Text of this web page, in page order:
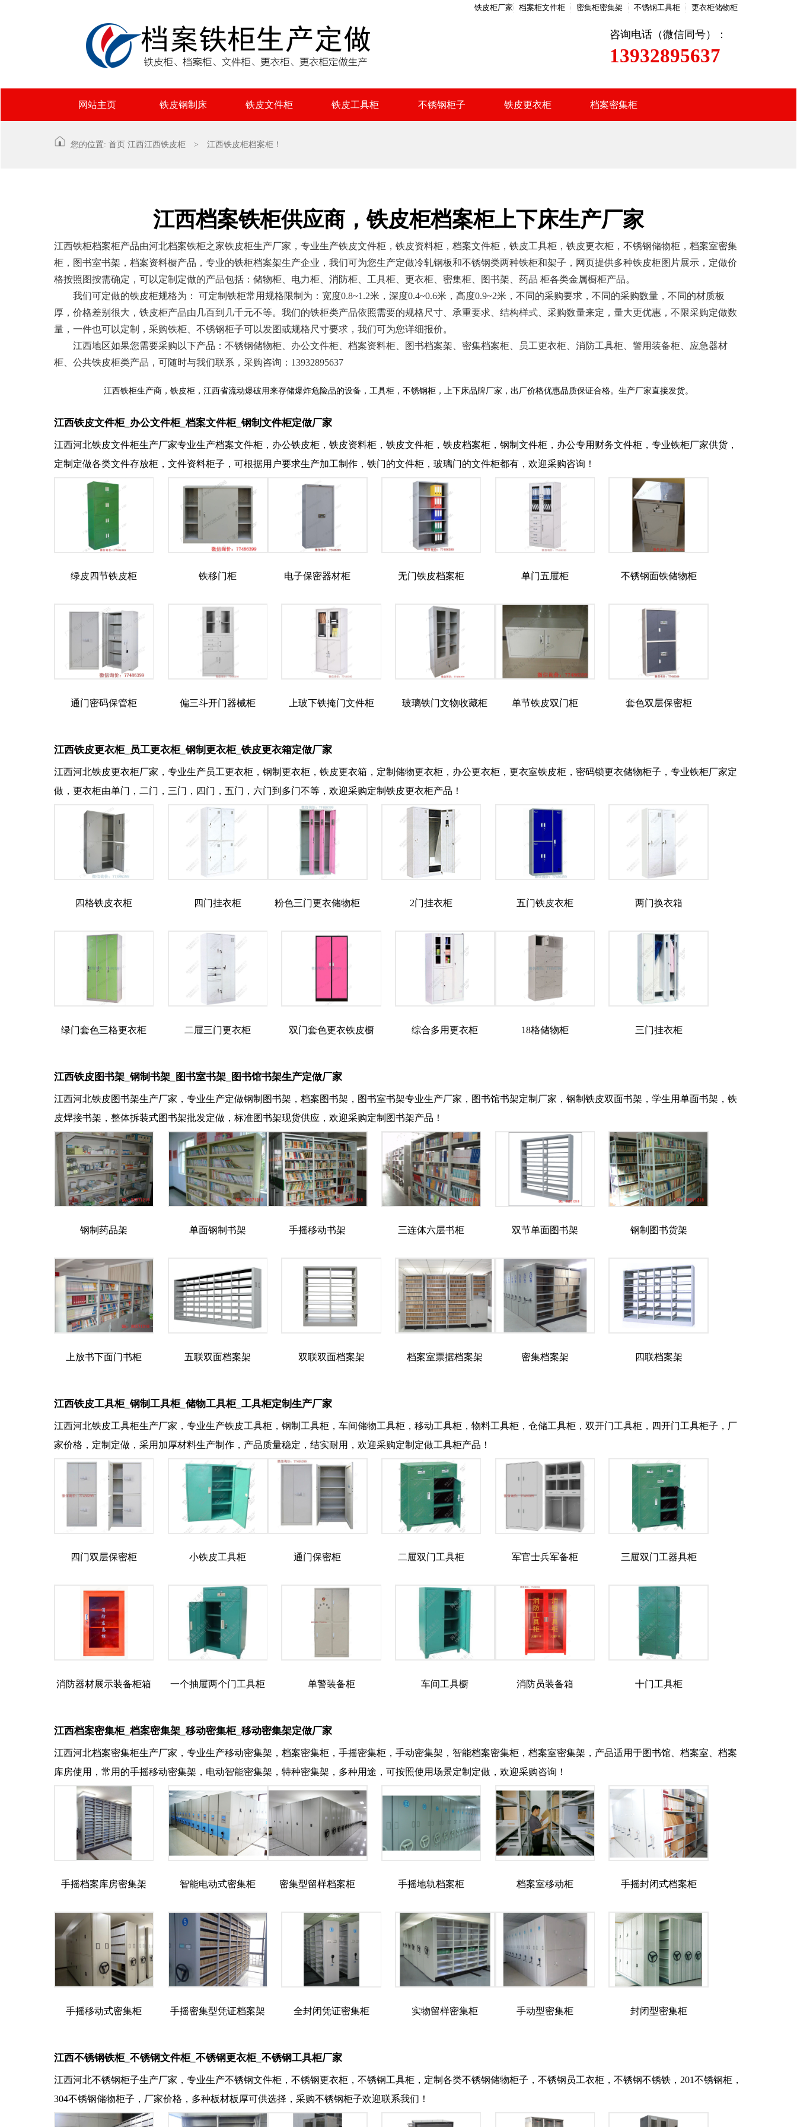
铁皮柜厂家 档案柜文件柜 密集柜密集架 不锈钢工具柜 更衣柜储物柜
咨询电话（微信同号）：
13932895637
网站主页 铁皮钢制床 铁皮文件柜 铁皮工具柜 不锈钢柜子 铁皮更衣柜 档案密集柜
您的位置: 首页 江西江西铁皮柜 > 江西铁皮柜档案柜！
江西档案铁柜供应商，铁皮柜档案柜上下床生产厂家
江西铁柜档案柜产品由河北档案铁柜之家铁皮柜生产厂家，专业生产铁皮文件柜，铁皮资料柜，档案文件柜，铁皮工具柜，铁皮更衣柜，不锈钢储物柜，档案室密集
柜，图书室书架，档案资料橱产品，专业的铁柜档案架生产企业，我们可为您生产定做冷轧钢板和不锈钢类两种铁柜和架子，网页提供多种铁皮柜图片展示，定做价
格按照图按需确定，可以定制定做的产品包括：储物柜、电力柜、消防柜、工具柜、更衣柜、密集柜、图书架、药品 柜各类金属橱柜产品。
我们可定做的铁皮柜规格为： 可定制铁柜常用规格限制为：宽度0.8~1.2米，深度0.4~0.6米，高度0.9~2米，不同的采购要求，不同的采购数量，不同的材质板
厚，价格差别很大，铁皮柜产品由几百到几千元不等。我们的铁柜类产品依照需要的规格尺寸、承重要求、结构样式、采购数量来定，量大更优惠，不限采购定做数
量，一件也可以定制，采购铁柜、不锈钢柜子可以发图或规格尺寸要求，我们可为您详细报价。
江西地区如果您需要采购以下产品：不锈钢储物柜、办公文件柜、档案资料柜、图书档案架、密集档案柜、员工更衣柜、消防工具柜、警用装备柜、应急器材
柜、公共铁皮柜类产品，可随时与我们联系，采购咨询：13932895637
江西铁柜生产商，铁皮柜，江西省流动爆破用来存储爆炸危险品的设备，工具柜，不锈钢柜，上下床品牌厂家，出厂价格优惠品质保证合格。生产厂家直接发货。
江西铁皮文件柜_办公文件柜_档案文件柜_钢制文件柜定做厂家
江西河北铁皮文件柜生产厂家专业生产档案文件柜，办公铁皮柜，铁皮资料柜，铁皮文件柜，铁皮档案柜，钢制文件柜，办公专用财务文件柜，专业铁柜厂家供货，
定制定做各类文件存放柜，文件资料柜子，可根据用户要求生产加工制作，铁门的文件柜，玻璃门的文件柜都有，欢迎采购咨询！
绿皮四节铁皮柜 铁移门柜 电子保密器材柜 无门铁皮档案柜 单门五屉柜 不锈钢面铁储物柜
通门密码保管柜 偏三斗开门器械柜 上玻下铁掩门文件柜 玻璃铁门文物收藏柜 单节铁皮双门柜 套色双层保密柜
江西铁皮更衣柜_员工更衣柜_钢制更衣柜_铁皮更衣箱定做厂家
江西河北铁皮更衣柜厂家，专业生产员工更衣柜，钢制更衣柜，铁皮更衣箱，定制储物更衣柜，办公更衣柜，更衣室铁皮柜，密码锁更衣储物柜子，专业铁柜厂家定
做，更衣柜由单门，二门，三门，四门，五门，六门到多门不等，欢迎采购定制铁皮更衣柜产品！
四格铁皮衣柜 四门挂衣柜 粉色三门更衣储物柜 2门挂衣柜 五门铁皮衣柜 两门换衣箱
绿门套色三格更衣柜 二屉三门更衣柜 双门套色更衣铁皮橱 综合多用更衣柜 18格储物柜 三门挂衣柜
江西铁皮图书架_钢制书架_图书室书架_图书馆书架生产定做厂家
江西河北铁皮图书架生产厂家，专业生产定做钢制图书架，档案图书架，图书室书架专业生产厂家，图书馆书架定制厂家，钢制铁皮双面书架，学生用单面书架，铁
皮焊接书架，整体拆装式图书架批发定做，标准图书架现货供应，欢迎采购定制图书架产品！
钢制药品架 单面钢制书架 手摇移动书架 三连体六层书柜 双节单面图书架 钢制图书货架
上放书下面门书柜 五联双面档案架 双联双面档案架 档案室票据档案架 密集档案架 四联档案架
江西铁皮工具柜_钢制工具柜_储物工具柜_工具柜定制生产厂家
江西河北铁皮工具柜生产厂家，专业生产铁皮工具柜，钢制工具柜，车间储物工具柜，移动工具柜，物料工具柜，仓储工具柜，双开门工具柜，四开门工具柜子，厂
家价格，定制定做，采用加厚材料生产制作，产品质量稳定，结实耐用，欢迎采购定制定做工具柜产品！
四门双层保密柜 小铁皮工具柜 通门保密柜 二屉双门工具柜 军官士兵军备柜 三屉双门工器具柜
消防器材展示装备柜箱 一个抽屉两个门工具柜 单警装备柜 车间工具橱 消防员装备箱 十门工具柜
江西档案密集柜_档案密集架_移动密集柜_移动密集架定做厂家
江西河北档案密集柜生产厂家，专业生产移动密集架，档案密集柜，手摇密集柜，手动密集架，智能档案密集柜，档案室密集架，产品适用于图书馆、档案室、档案
库房使用，常用的手摇移动密集架，电动智能密集架，特种密集架，多种用途，可按照使用场景定制定做，欢迎采购咨询！
手摇档案库房密集架 智能电动式密集柜 密集型留样档案柜 手摇地轨档案柜 档案室移动柜 手摇封闭式档案柜
手摇移动式密集柜 手摇密集型凭证档案架 全封闭凭证密集柜 实物留样密集柜 手动型密集柜 封闭型密集柜
江西不锈钢铁柜_不锈钢文件柜_不锈钢更衣柜_不锈钢工具柜厂家
江西河北不锈钢柜子生产厂家，专业生产不锈钢文件柜，不锈钢更衣柜，不锈钢工具柜，定制各类不锈钢储物柜子，不锈钢员工衣柜，不锈钢不锈铁，201不锈钢柜，
304不锈钢储物柜子，厂家价格，多种板材板厚可供选择，采购不锈钢柜子欢迎联系我们！